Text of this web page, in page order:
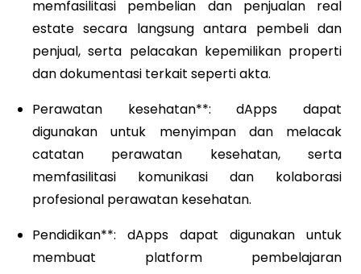
memfasilitasi pembelian dan penjualan real
estate secara langsung antara pembeli dan
penjual, serta pelacakan kepemilikan properti
dan dokumentasi terkait seperti akta.
Perawatan kesehatan**: dApps dapat
digunakan untuk menyimpan dan melacak
catatan perawatan kesehatan, serta
memfasilitasi komunikasi dan kolaborasi
profesional perawatan kesehatan.
Pendidikan**: dApps dapat digunakan untuk
membuat platform pembelajaran